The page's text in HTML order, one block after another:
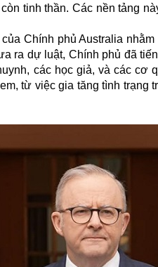
tinh thần. Các nền tảng
Chính phủAustralia
ra dự luật, Chính phủ đã
các học giả, và các cơ
từ việc gia tăng tình trạng